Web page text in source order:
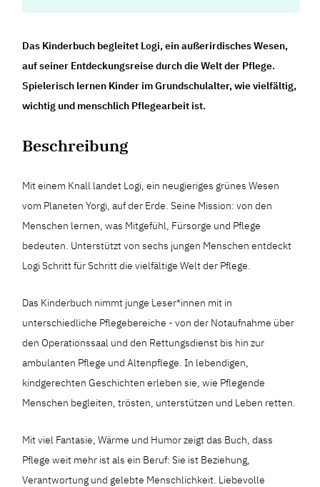
Das Kinderbuch begleitet Logi, ein außerirdisches Wesen,
auf seiner Entdeckungsreise durch die Welt der Pflege.
Spielerisch lernen Kinder im Grundschulalter, wie vielfältig,
wichtig und menschlich Pflegearbeit ist.
Beschreibung
Mit einem Knall landet Logi, ein neugieriges grünes Wesen
vom Planeten Yorgi, auf der Erde. Seine Mission: von den
Menschen lernen, was Mitgefühl, Fürsorge und Pflege
bedeuten. Unterstützt von sechs jungen Menschen entdeckt
Logi Schritt für Schritt die vielfältige Welt der Pflege.
Das Kinderbuch nimmt junge Leser*innen mit in
unterschiedliche Pflegebereiche - von der Notaufnahme über
den Operationssaal und den Rettungsdienst bis hin zur
ambulanten Pflege und Altenpflege. In lebendigen,
kindgerechten Geschichten erleben sie, wie Pflegende
Menschen begleiten, trösten, unterstützen und Leben retten.
Mit viel Fantasie, Wärme und Humor zeigt das Buch, dass
Pflege weit mehr ist als ein Beruf: Sie ist Beziehung,
Verantwortung und gelebte Menschlichkeit. Liebevolle